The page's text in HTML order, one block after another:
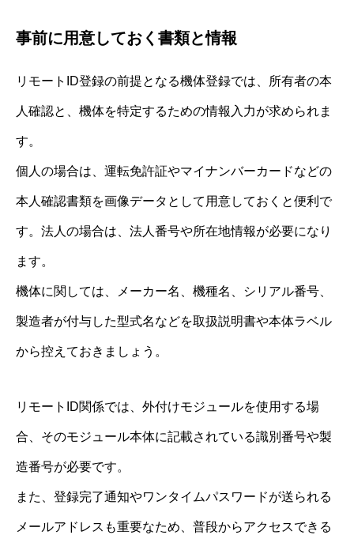
事前に用意しておく書類と情報
リモートID登録の前提となる機体登録では、所有者の本
人確認と、機体を特定するための情報入力が求められま
す。
個人の場合は、運転免許証やマイナンバーカードなどの
本人確認書類を画像データとして用意しておくと便利で
す。法人の場合は、法人番号や所在地情報が必要になり
ます。
機体に関しては、メーカー名、機種名、シリアル番号、
製造者が付与した型式名などを取扱説明書や本体ラベル
から控えておきましょう。
リモートID関係では、外付けモジュールを使用する場
合、そのモジュール本体に記載されている識別番号や製
造番号が必要です。
また、登録完了通知やワンタイムパスワードが送られる
メールアドレスも重要なため、普段からアクセスできる